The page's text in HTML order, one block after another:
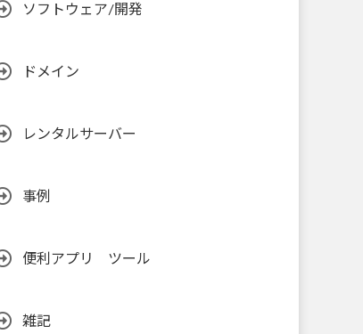
ソフトウェア/開発
ドメイン
レンタルサーバー
事例
便利アプリ ツール
雑記